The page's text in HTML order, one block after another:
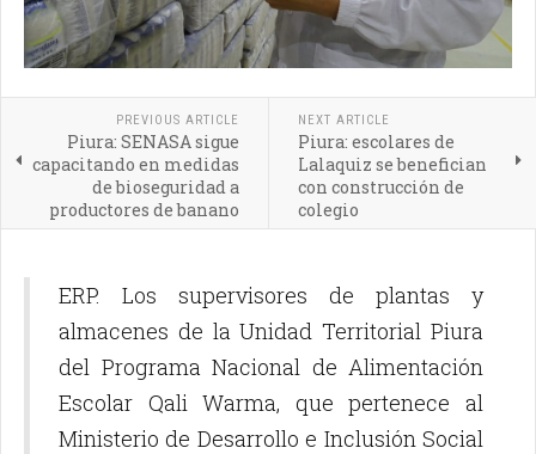
PREVIOUS ARTICLE
Piura: SENASA sigue
capacitando en medidas
de bioseguridad a
productores de banano
NEXT ARTICLE
Piura: escolares de
Lalaquiz se benefician
con construcción de
colegio
ERP. Los supervisores de plantas y
almacenes de la Unidad Territorial Piura
del Programa Nacional de Alimentación
Escolar Qali Warma, que pertenece al
Ministerio de Desarrollo e Inclusión Social